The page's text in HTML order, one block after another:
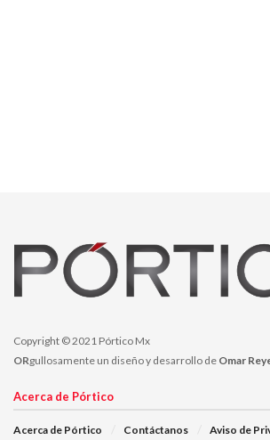
Copyright © 2021 Pórtico Mx
ORgullosamente un diseño y desarrollo de Omar
Acerca de Pórtico
Acerca de Pórtico Contáctanos Aviso de